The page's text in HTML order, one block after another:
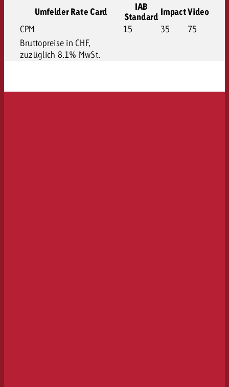
Umfelder Rate Card
IAB
Standard ImpactVideo
CPM 15 35
75
Bruttopreise in CHF,
zuzüglich 8.1% MwSt.